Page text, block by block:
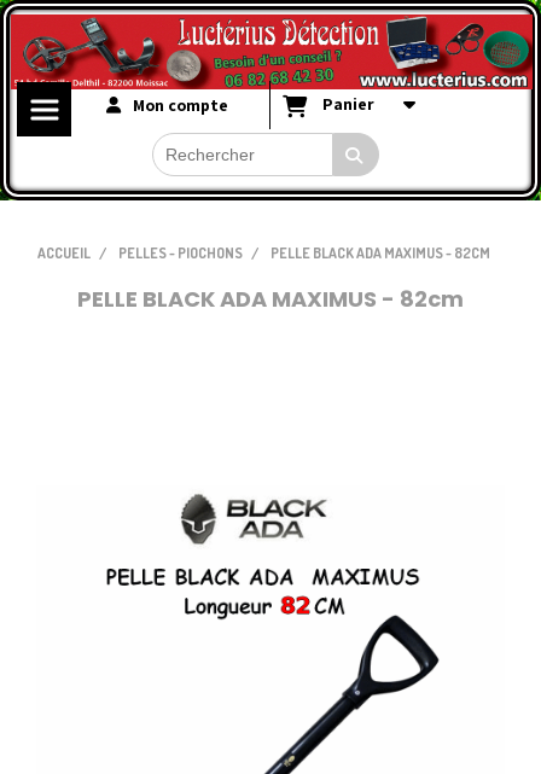
Mon compte Panier
ACCUEIL PELLES - PIOCHONS PELLE BLACK ADA MAXIMUS - 82CM
PELLE BLACK ADA MAXIMUS - 82cm